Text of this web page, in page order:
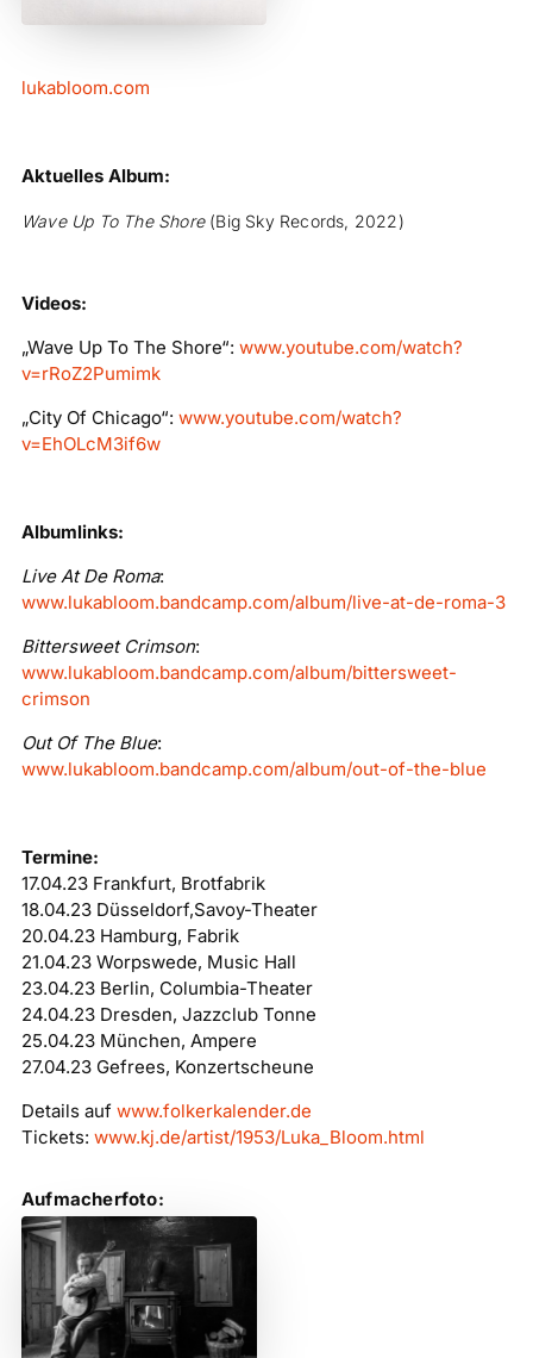
lukabloom.com
Aktuelles Album:
Wave Up To The Shore(Big Sky Records, 2022)
Videos:
„Wave Up To The Shore“: www.youtube.com/watch?
v=rRoZ2Pumimk
„City Of Chicago“: www.youtube.com/watch?
v=EhOLcM3if6w
Albumlinks:
Live At De Roma:
www.lukabloom.bandcamp.com/album/live-at-de-roma-3
Bittersweet Crimson:
www.lukabloom.bandcamp.com/album/bittersweet-
crimson
Out Of The Blue:
www.lukabloom.bandcamp.com/album/out-of-the-blue
Termine:
17.04.23 Frankfurt, Brotfabrik
18.04.23 Düsseldorf,Savoy-Theater
20.04.23 Hamburg, Fabrik
21.04.23 Worpswede, Music Hall
23.04.23 Berlin, Columbia-Theater
24.04.23 Dresden, Jazzclub Tonne
25.04.23 München, Ampere
27.04.23 Gefrees, Konzertscheune
Details auf www.folkerkalender.de
Tickets: www.kj.de/artist/1953/Luka_Bloom.html
Aufmacherfoto: